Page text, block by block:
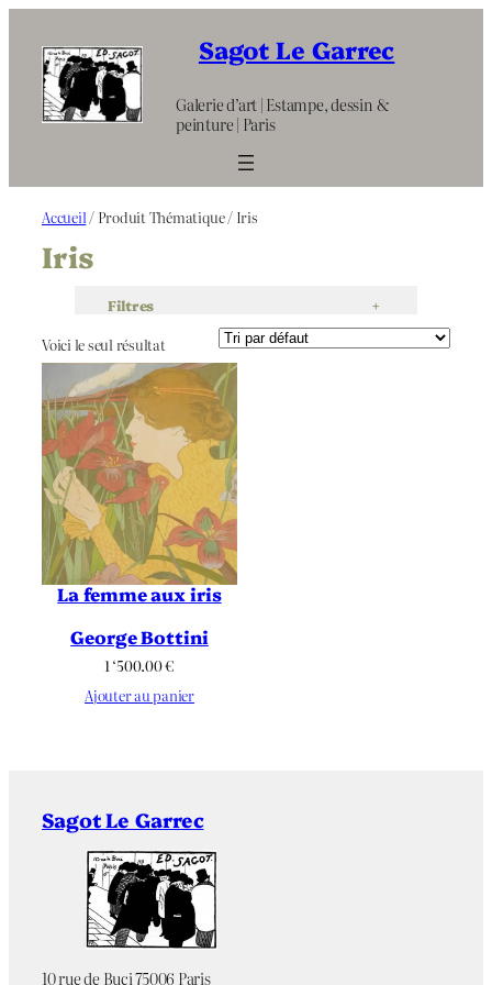
contenu
Sagot Le Garrec
Galerie d’art | Estampe, dessin &
peinture | Paris
Accueil / Produit Thématique / Iris
Iris
Filtres +
Voici le seul résultat
La femme aux iris
George Bottini
1 ‘500.00€
Ajouter au panier
Sagot Le Garrec
10 rue de Buci 75006 Paris